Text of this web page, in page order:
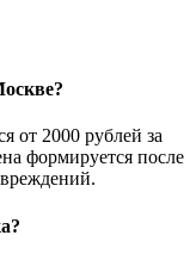
от 2000 рублей за
формируется после